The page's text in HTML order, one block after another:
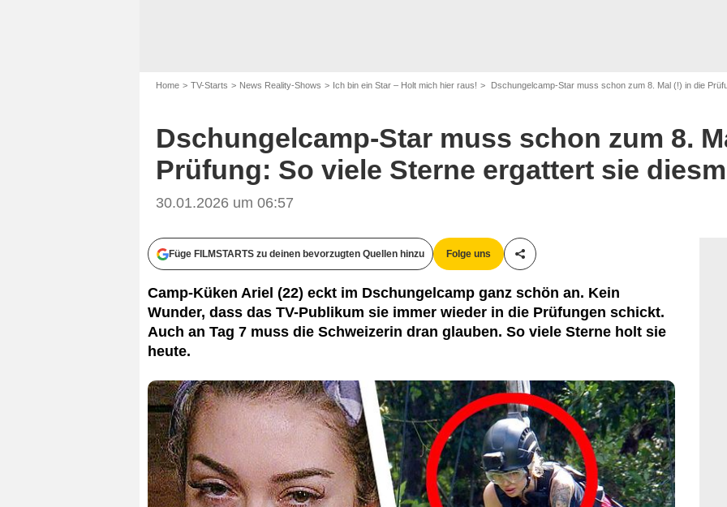
Home TV-Starts News Reality-Shows Ich bin ein Star – Holt mich hier raus! Dschungelcamp-Star muss schon zum 8. Mal (!) in die
Dschungelcamp-Star muss schon zum 8.
Prüfung: So viele Sterne ergattert sie
30.01.2026 um 06:57
Füge FILMSTARTS zu deinen bevorzugten Quellen hinzu Folge uns
Teile diesen Artikel
Camp-Küken Ariel (22) eckt im Dschungelcamp ganz schön an. Kein
Wunder, dass das TV-Publikum sie immer wieder in die Prüfungen schickt.
Auch an Tag 7 muss die Schweizerin dran glauben. So viele Sterne holt sie
heute.
RTL